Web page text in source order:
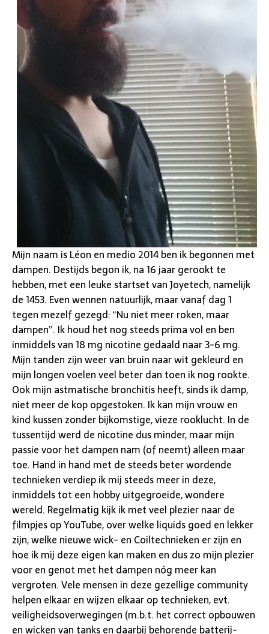
Mijn naam is Léon en medio 2014 ben ik begonnen met
dampen. Destijds begon ik, na 16 jaar gerookt te
hebben, met een leuke startset van Joyetech, namelijk
de 1453. Even wennen natuurlijk, maar vanaf dag 1
tegen mezelf gezegd: “Nu niet meer roken, maar
dampen”. Ik houd het nog steeds prima vol en ben
inmiddels van 18 mg nicotine gedaald naar 3-6 mg.
Mijn tanden zijn weer van bruin naar wit gekleurd en
mijn longen voelen veel beter dan toen ik nog rookte.
Ook mijn astmatische bronchitis heeft, sinds ik damp,
niet meer de kop opgestoken. Ik kan mijn vrouw en
kind kussen zonder bijkomstige, vieze rooklucht. In de
tussentijd werd de nicotine dus minder, maar mijn
passie voor het dampen nam (of neemt) alleen maar
toe. Hand in hand met de steeds beter wordende
technieken verdiep ik mij steeds meer in deze,
inmiddels tot een hobby uitgegroeide, wondere
wereld. Regelmatig kijk ik met veel plezier naar de
filmpjes op YouTube, over welke liquids goed en lekker
zijn, welke nieuwe wick- en Coiltechnieken er zijn en
hoe ik mij deze eigen kan maken en dus zo mijn plezier
voor en genot met het dampen nóg meer kan
vergroten. Vele mensen in deze gezellige community
helpen elkaar en wijzen elkaar op technieken, evt.
veiligheidsoverwegingen (m.b.t. het correct opbouwen
en wicken van tanks en daarbij behorende batterij-